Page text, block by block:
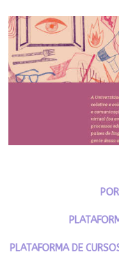
PLATAFORMA DE